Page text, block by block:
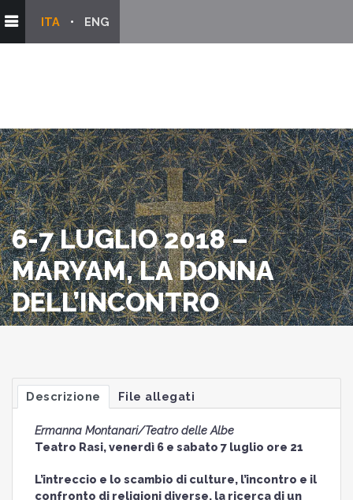
ENG
ITA
6-7 LUGLIO 2018 –
MARYAM, LA DONNA
DELL’INCONTRO
Descrizione File allegati
Ermanna Montanari/Teatro delle Albe
Teatro Rasi, venerdì 6 e sabato 7 luglio ore 21
L’intreccio e lo scambio di culture, l’incontro e il
confronto di religioni diverse, la ricerca di un